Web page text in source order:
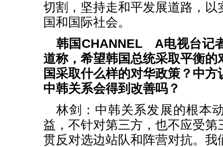
切割，坚持走和平发展道路，以
国和国际社会。
韩国CHANNEL A电视台记
道称，希望韩国总统采取平衡的
国采取什么样的对华政策？中
中韩关系会得到改善吗？
林剑：中韩关系发展的根本
益，不针对第三方，也不应受第
贯反对选边站队和阵营对抗。我